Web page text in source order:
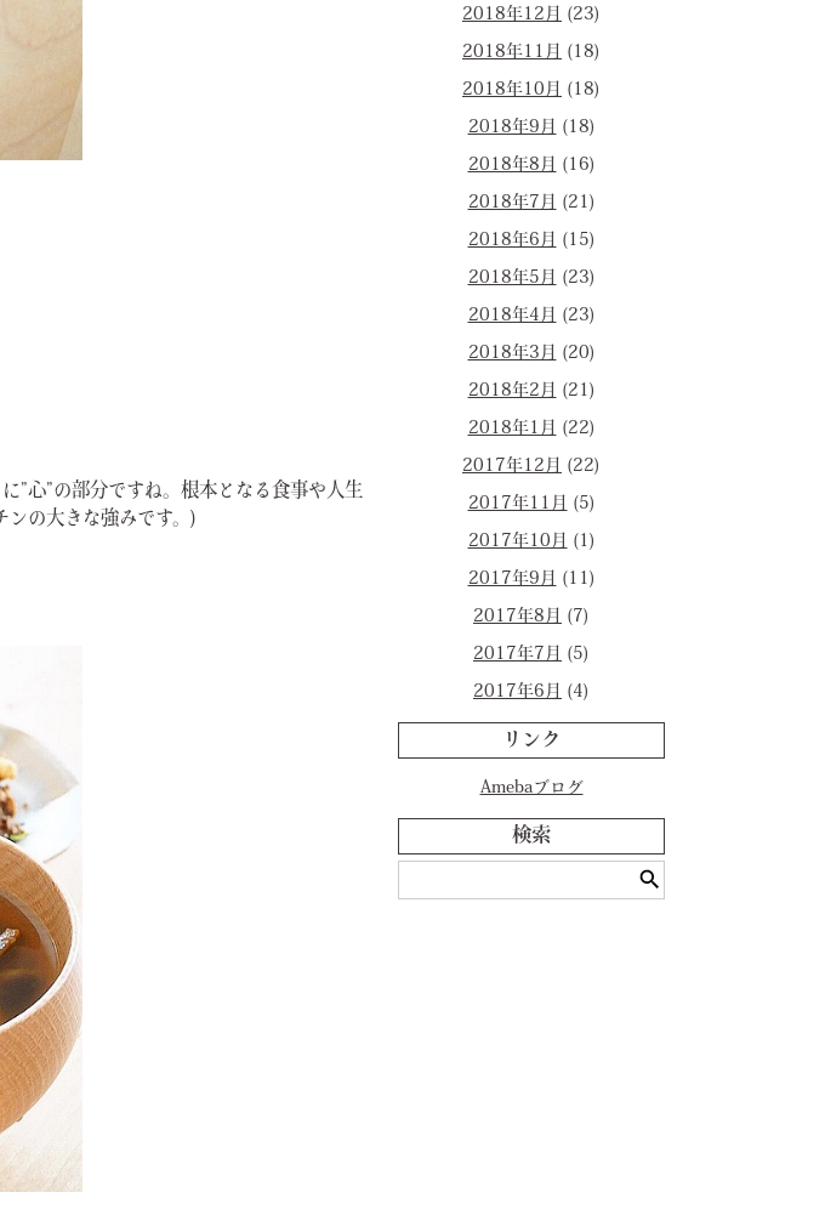
”心”の部分ですね。根本となる食事や人生
ンの大きな強みです。)
2018年12月 (23)
2018年11月 (18)
2018年10月 (18)
2018年9月 (18)
2018年8月 (16)
2018年7月 (21)
2018年6月 (15)
2018年5月 (23)
2018年4月 (23)
2018年3月 (20)
2018年2月 (21)
2018年1月 (22)
2017年12月 (22)
2017年11月 (5)
2017年10月 (1)
2017年9月 (11)
2017年8月 (7)
2017年7月 (5)
2017年6月 (4)
リンク
Amebaブログ
検索